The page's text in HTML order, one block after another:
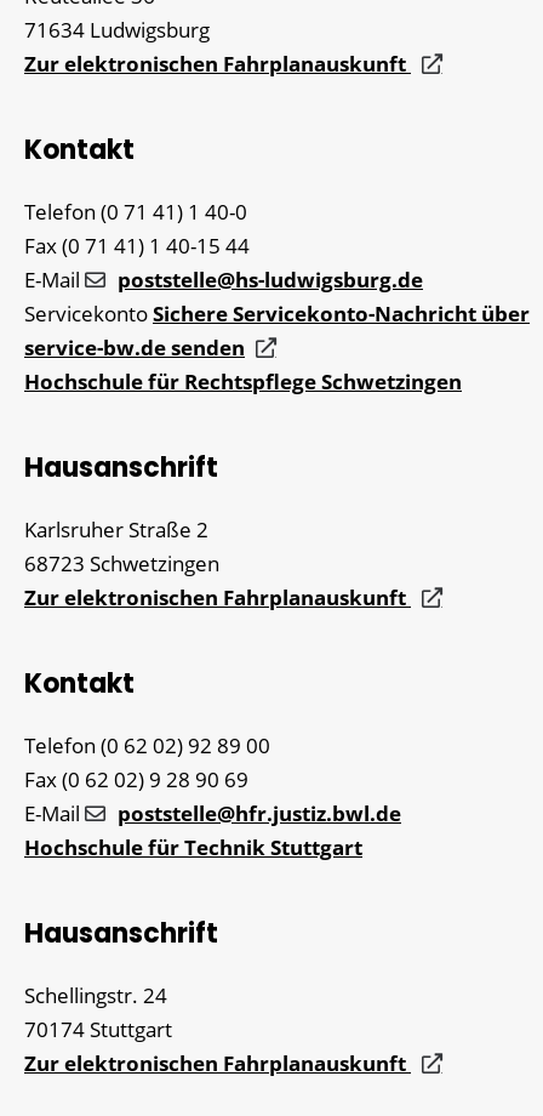
71634 Ludwigsburg
Zur elektronischen Fahrplanauskunft
Kontakt
Telefon (0 71 41) 1 40-0
Fax(0 71 41) 1 40-15 44
E-Mail
poststelle@hs-ludwigsburg.de
ServicekontoSichere Servicekonto-Nachricht über
service-bw.de senden
Hochschule für Rechtspflege Schwetzingen
Hausanschrift
Karlsruher Straße 2
68723 Schwetzingen
Zur elektronischen Fahrplanauskunft
Kontakt
Telefon (0 62 02) 92 89 00
Fax(0 62 02) 9 28 90 69
E-Mail
poststelle@hfr.justiz.bwl.de
Hochschule für Technik Stuttgart
Hausanschrift
Schellingstr. 24
70174Stuttgart
Zur elektronischen Fahrplanauskunft